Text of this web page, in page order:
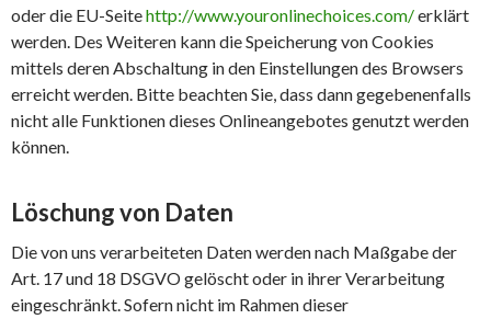
oder die EU-Seitehttp://www.youronlinechoices.com/erklärt
werden. Des Weiteren kann die Speicherung von Cookies
mittels deren Abschaltung in den Einstellungen des Browsers
erreicht werden. Bitte beachten Sie, dass dann gegebenenfalls
nicht alle Funktionen dieses Onlineangebotes genutzt werden
können.
Löschung von Daten
Die von uns verarbeiteten Daten werden nach Maßgabe der
Art. 17 und 18 DSGVO gelöscht oder in ihrer Verarbeitung
eingeschränkt. Sofern nicht im Rahmen dieser